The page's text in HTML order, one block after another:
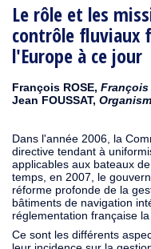
Le rôle et les
contrôle fluviaux
l'Europe à ce jour
François ROSE, François
Jean FOUSSAT,
Dans l'année 2006, la
directive tendant à
applicables aux bateaux
temps, en 2007, le
réforme profonde de la
bâtiments de navigation
réglementation française
Ce sont les différents